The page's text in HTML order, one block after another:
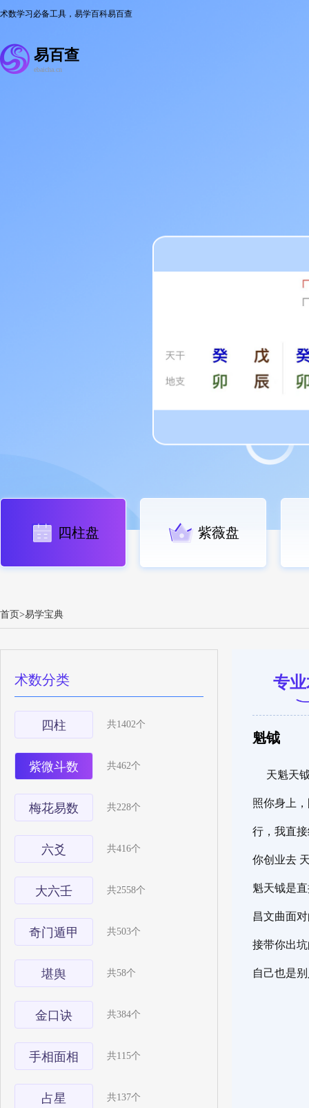
术数学习必备工具，易学百科易百查
易百查
ebaicha.cn
四柱盘 紫薇盘
首页>易学宝典
术数分类
四柱 共1402个
紫微斗数 共462个
梅花易数 共228个
六爻 共416个
大六壬 共2558个
奇门遁甲 共503个
堪舆 共58个
金口诀 共384个
手相面相 共115个
占星 共137个
专
魁钺
天魁天
照你身上
行，我直
你创业去
魁天钺是
昌文曲面
接带你出
自己也是